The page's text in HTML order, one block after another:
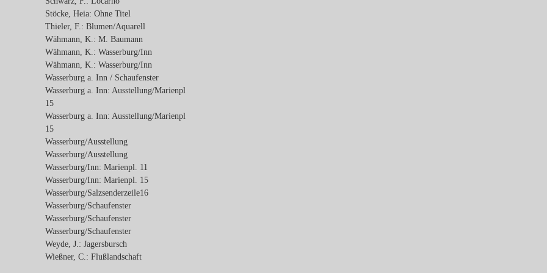
Stöcke, Heia: Ohne Titel
Thieler, F.: Blumen/Aquarell
Wähmann, K.: M. Baumann
Wähmann, K.: Wasserburg/Inn
Wähmann, K.: Wasserburg/Inn
Wasserburg a. Inn / Schaufenster
Wasserburg a. Inn: Ausstellung/Marienpl
15
Wasserburg a. Inn: Ausstellung/Marienpl
15
Wasserburg/Ausstellung
Wasserburg/Ausstellung
Wasserburg/Inn: Marienpl. 11
Wasserburg/Inn: Marienpl. 15
Wasserburg/Salzsenderzeile16
Wasserburg/Schaufenster
Wasserburg/Schaufenster
Wasserburg/Schaufenster
Weyde, J.: Jagersbursch
Wießner, C.: Flußlandschaft